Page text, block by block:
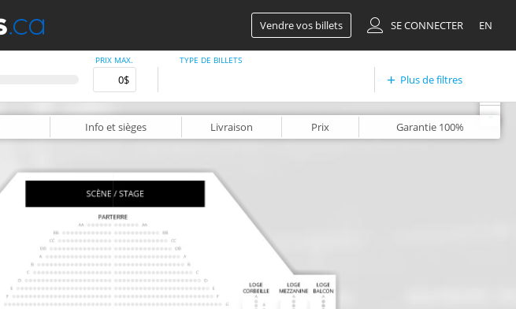
Vendre vos billets SE CONNECTER EN
PRIX MAX. TYPE DE BILLETS
Plus de filtres
Info et sièges Livraison Prix Garantie 100%
-